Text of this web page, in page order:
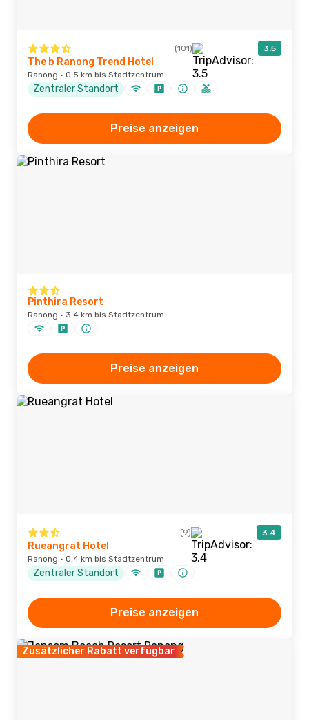
(101) 3.5
The b Ranong Trend Hotel
Ranong · 0.5 km bis Stadtzentrum
Zentraler Standort
Preise anzeigen
Pinthira Resort
Ranong · 3.4 km bis Stadtzentrum
Preise anzeigen
(9) 3.4
Rueangrat Hotel
Ranong · 0.4 km bis Stadtzentrum
Zentraler Standort
Preise anzeigen
Zusätzlicher Rabatt verfügbar